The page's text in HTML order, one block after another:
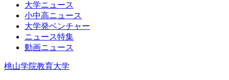
大学ニュース
小中高ニュース
大学発ベンチャー
ニュース特集
動画ニュース
桃山学院教育大学